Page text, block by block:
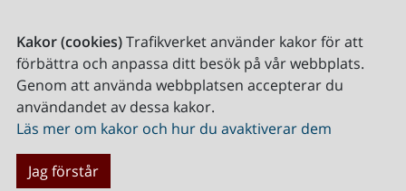
Kakor (cookies)Trafikverket använder kakor för att
förbättra och anpassa ditt besök på vår webbplats.
Genom att använda webbplatsen accepterar du
användandet av dessa kakor.
Läs mer om kakor och hur du avaktiverar dem
Jag förstår